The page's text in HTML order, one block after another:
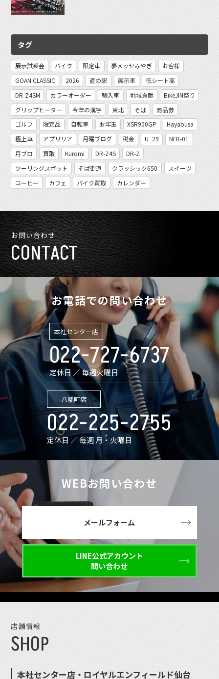
タグ
展示試乗会 バイク 限定車 夢メッセみやぎ
お客様
GOAN CLASSIC
2026 道の駅 展示車
低シート高
DR-Z4SM
カラーオーダー 輸入車 地域貢献
BikeJIN祭り
グリップヒーター
今年の漢字 東北 そば
商品券
ゴルフ
限定品 自転車 お年玉 XSR900GP
Hayabusa
極上車
アプリリア 月曜ブログ 税金 U_29
NFR-01
月ブロ
買取 Kuromi DR-Z4S
DR-Z
ツーリングスポット
そば街道 クラッシック650
スイーツ
コーヒー
カフェ バイク買取 カレンダー
お問い合わせ
CONTACT
お電話での問い合わせ
本社センター店
022-727-6737
定休日 ／ 毎週火曜日
八幡町店
022-225-2755
定休日 ／ 毎週 月・火曜日
WEBお問い合わせ
メールフォーム
LINE公式アカウント
問い合わせ
店舗情報
SHOP
本社センター店・ロイヤルエンフィールド仙台